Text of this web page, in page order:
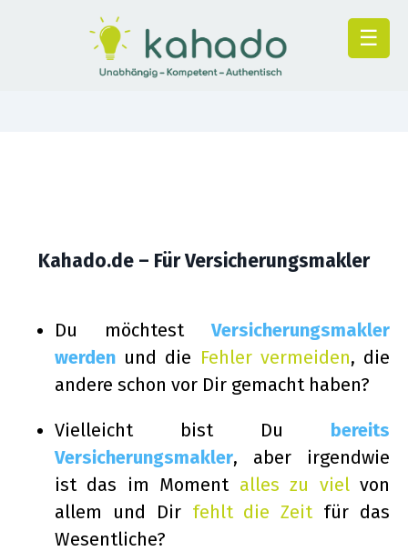
☰
Kahado.de – Für Versicherungsmakler
Du möchtest
Versicherungsmakler
werden und die Fehler vermeiden, die
andere schon vor Dir gemacht haben?
Vielleicht bist Du bereits
Versicherungsmakler, aber irgendwie
ist das im Moment alles zu vielvon
allem und Dirfehlt die Zeitfür das
Wesentliche?